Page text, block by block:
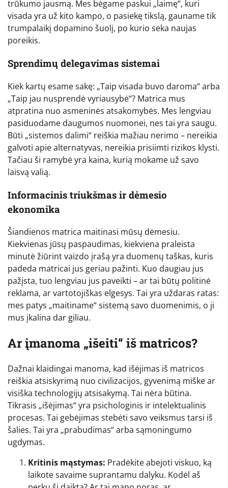
trūkumo jausmą. Mes bėgame paskui „laimę“, kuri
visada yra už kito kampo, o pasiekę tikslą, gauname tik
trumpalaikį dopamino šuolį, po kurio seka naujas
poreikis.
Sprendimų delegavimas sistemai
Kiek kartų esame sakę: „Taip visada buvo daroma“ arba
„Taip jau nusprendė vyriausybė“? Matrica mus
atpratina nuo asmeninės atsakomybės. Mes lengviau
pasiduodame daugumos nuomonei, nes tai yra saugu.
Būti „sistemos dalimi“ reiškia mažiau nerimo – nereikia
galvoti apie alternatyvas, nereikia prisiimti rizikos klysti.
Tačiau ši ramybė yra kaina, kurią mokame už savo
laisvą valią.
Informacinis triukšmas ir dėmesio
ekonomika
Šiandienos matrica maitinasi mūsų dėmesiu.
Kiekvienas jūsų paspaudimas, kiekviena praleista
minutė žiūrint vaizdo įrašą yra duomenų taškas, kuris
padeda matricai jus geriau pažinti. Kuo daugiau jus
pažįsta, tuo lengviau jus paveikti – ar tai būtų politinė
reklama, ar vartotojiškas elgesys. Tai yra uždaras ratas:
mes patys „maitiname“ sistemą savo duomenimis, o ji
mus įkalina dar giliau.
Ar įmanoma „išeiti“ iš matricos?
Dažnai klaidingai manoma, kad išėjimas iš matricos
reiškia atsiskyrimą nuo civilizacijos, gyvenimą miške ar
visiška technologijų atsisakymą. Tai nėra būtina.
Tikrasis „išėjimas“ yra psichologinis ir intelektualinis
procesas. Tai gebėjimas stebėti savo veiksmus tarsi iš
šalies. Tai yra „prabudimas“ arba sąmoningumo
ugdymas.
Kritinis mąstymas: Pradėkite abejoti viskuo, ką
laikote savaime suprantamu dalyku. Kodėl aš